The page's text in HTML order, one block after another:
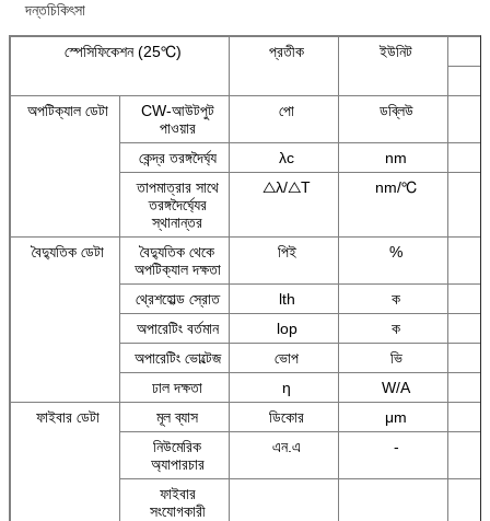
দন্তচিকিৎসা
স্পেসিফিকেশন (25℃) প্রতীক
ইউনিট
অপটিক্যাল ডেটা
CW-আউটপুট
পাওয়ার
পো ডব্লিউ
কেন্দ্র তরঙ্গদৈর্ঘ্য λc
nm
তাপমাত্রার সাথে
তরঙ্গদৈর্ঘ্যের
স্থানান্তর
△λ/△T nm/℃
বৈদ্যুতিক ডেটা
বৈদ্যুতিক থেকে
অপটিক্যাল দক্ষতা
পিই %
থ্রেশহোল্ড স্রোত lth
ক
অপারেটিং বর্তমান
lop
ক
অপারেটিং ভোল্টেজ
ভোপ
ভি
ঢাল দক্ষতা
η
W/A
ফাইবার ডেটা
মূল ব্যাস ডিকোর
μm
নিউমেরিক
অ্যাপারচার
এন.এ -
ফাইবার
সংযোগকারী